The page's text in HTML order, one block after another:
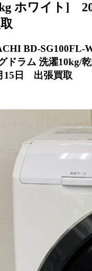
ホワイト]
BD-SG100FL-
ドラム 洗濯10kg/
15日 出張買取